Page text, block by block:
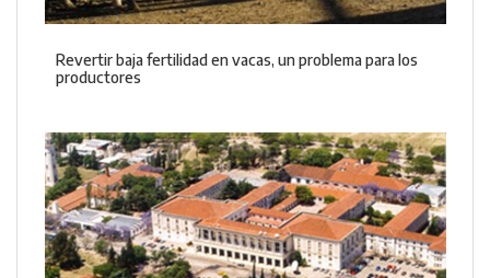
Revertir baja fertilidad en vacas, un problema para los
productores